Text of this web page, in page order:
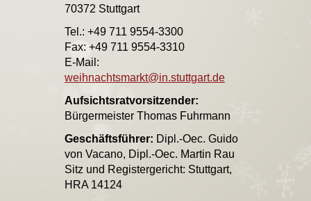
70372 Stuttgart
Tel.: +49 711 9554-3300
Fax: +49 711 9554-3310
E-Mail:
weihnachtsmarkt@in.stuttgart.de
Aufsichtsratvorsitzender:
Bürgermeister Thomas Fuhrmann
Geschäftsführer: Dipl.-Oec. Guido
von Vacano, Dipl.-Oec. Martin Rau
Sitz und Registergericht: Stuttgart,
HRA 14124